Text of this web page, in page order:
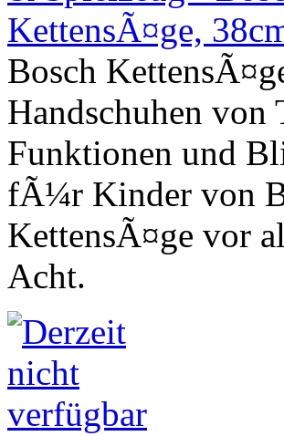
Bosch
Handschuhen
Funktionen und
fÃ¼r Kinder von
KettensÃ¤ge vor
Acht.